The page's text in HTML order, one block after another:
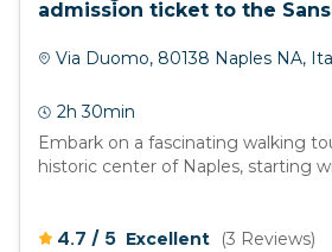
admission ticket to the
Via Duomo, 80138 Naples NA,
2h 30min
Embark on a fascinating walking
historic center of Naples, starting
4.7 / 5 Excellent (3 Reviews)